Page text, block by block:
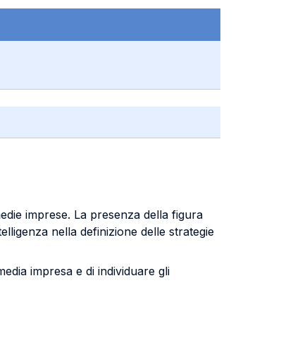
imprese. La presenza della figura
nella definizione delle strategie
impresa e di individuare gli